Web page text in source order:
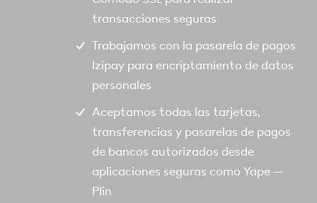
transacciones seguras
Trabajamos con la pasarela de pagos
Izipay para encriptamiento de datos
personales
Aceptamos todas las tarjetas,
transferencias y pasarelas de pagos
de bancos autorizados desde
aplicaciones seguras como Yape –
Plin